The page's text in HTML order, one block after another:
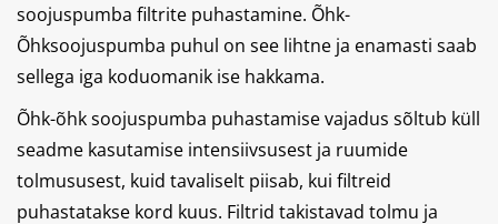
soojuspumba filtrite puhastamine. Õhk-
Õhksoojuspumba puhul on see lihtne ja enamasti saab
sellega iga koduomanik ise hakkama.
Õhk-õhk soojuspumba puhastamise vajadus sõltub küll
seadme kasutamise intensiivsusest ja ruumide
tolmususest, kuid tavaliselt piisab, kui filtreid
puhastatakse kord kuus. Filtrid takistavad tolmu ja